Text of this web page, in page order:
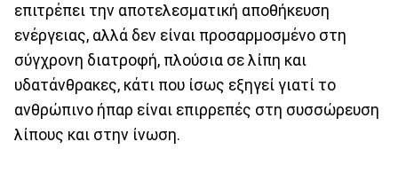
επιτρέπει την αποτελεσματική αποθήκευση
ενέργειας, αλλά δεν είναι προσαρμοσμένο στη
σύγχρονη διατροφή, πλούσια σε λίπη και
υδατάνθρακες, κάτι που ίσως εξηγεί γιατί το
ανθρώπινο ήπαρ είναι επιρρεπές στη συσσώρευση
λίπους και στην ίνωση.